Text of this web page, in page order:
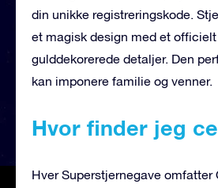
din unikke registreringskode.
et magisk design med et officielt
gulddekorerede detaljer. Den
kan imponere familie og venner.
Hvor finder jeg
Hver Superstjernegave omfatter